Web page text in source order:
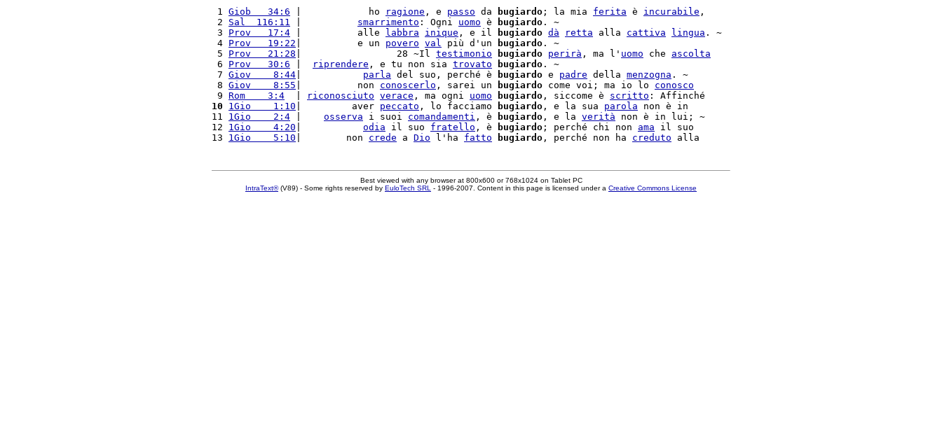
1 Giob   34:6 |            ho ragione , e passo da bugiardo ; la mia ferita è incurabile ,
2 Sal  116:11 smarrimento : Ogni uomo è bugiardo . ~
3 Prov   17:4 |          alle labbra inique , e il bugiardo dà retta alla cattiva lingua . ~
4 Prov   19:22 |          e un povero val più d'un bugiardo . ~
5 Prov   21:28 |                 28 ~Il testimonio bugiardo perirà , ma l' uomo che ascolta
6 Prov   30:6 riprendere , e tu non sia trovato bugiardo . ~
7 Giov    8:44 parla del suo, perché è bugiardo e padre della menzogna . ~
8 Giov    8:55 |          non conoscerlo , sarei un bugiardo come voi; ma io lo conosco
9 Rom    3:4 riconosciuto verace , ma ogni uomo bugiardo , siccome è scritto
10
1Gio    1:10 |         aver peccato , lo facciamo bugiardo , e la sua parola non è in
11 1Gio    2:4 osserva i suoi comandamenti , è bugiardo , e la verità non è in lui; ~
12 1Gio    4:20 odia il suo fratello , è bugiardo ; perché chi non ama il suo
13 1Gio    5:10 |        non crede a Dio l'ha fatto bugiardo , perché non ha creduto
Best viewed with any browser at 800x600 or 768x1024 on Tablet PC
IntraText®(V89) - Some rights reserved by EuloTech SRL - 1996-2007. Content in this page is licensed under a Creative Commons License